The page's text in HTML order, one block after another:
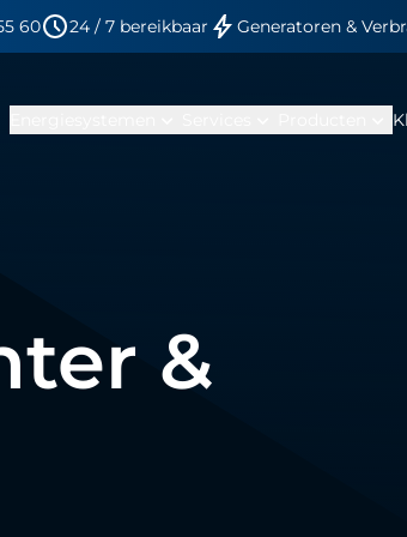
60 24 / 7 bereikbaar Generatoren &
&